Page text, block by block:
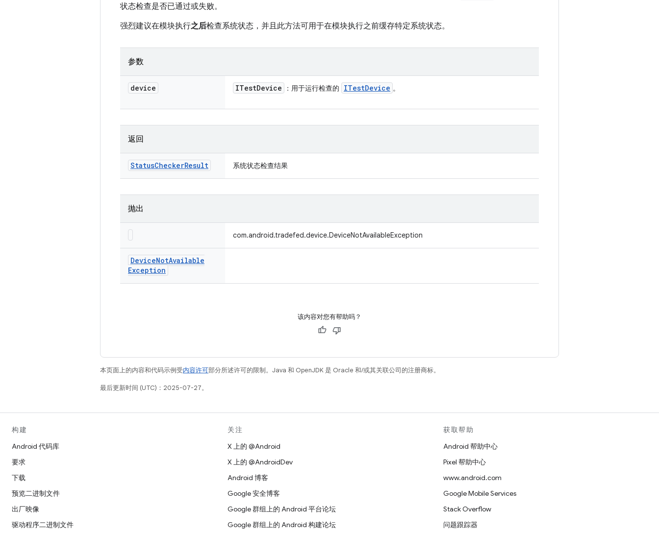
状态检查是否已通过或失败。
强烈建议在模块执行之后检查系统状态，并且此方法可用于在模块执行之前缓存特定系统状态。
参数
device ITestDevice ：用于运行检查的 ITestDevice 。
返回
StatusCheckerResult 系统状态检查结果
抛出
com.android.tradefed.device.DeviceNotAvailableException
DeviceNotAvailable
Exception
该内容对您有帮助吗？
本页面上的内容和代码示例受内容许可部分所述许可的限制。Java 和 OpenJDK 是 Oracle 和/或其关联公司的注册商标。
最后更新时间 (UTC)：2025-07-27。
构建
Android 代码库
要求
下载
预览二进制文件
出厂映像
驱动程序二进制文件
关注
X 上的 @Android
X 上的 @AndroidDev
Android 博客
Google 安全博客
Google 群组上的 Android 平台论坛
Google 群组上的 Android 构建论坛
获取帮助
Android 帮助中心
Pixel 帮助中心
www.android.com
Google Mobile Services
Stack Overflow
问题跟踪器